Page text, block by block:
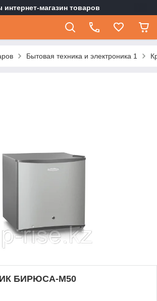
магазин товаров
Бытовая техника и электроника 1
БИРЮСА-M50